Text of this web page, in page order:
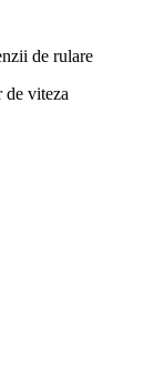
de rulare
de viteza